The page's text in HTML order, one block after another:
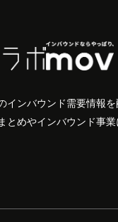
インバウンド需要情報
とめやインバウンド事